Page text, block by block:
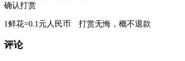
确认打赏
1鲜花=0.1元人民币 打赏无悔，概不退款
评论